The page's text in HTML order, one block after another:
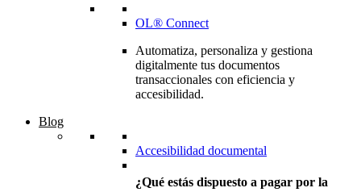
OL® Connect
Automatiza, personaliza y gestiona
digitalmente tus documentos
transaccionales con eficiencia y
accesibilidad.
Blog
Accesibilidad documental
¿Qué estás dispuesto a pagar por la